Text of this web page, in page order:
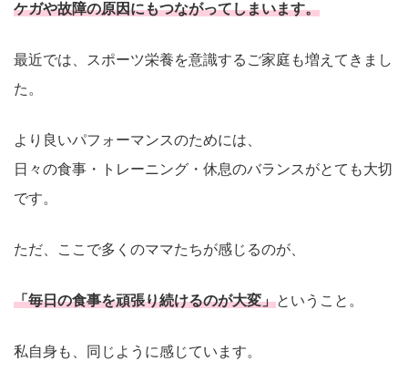
ケガや故障の原因にもつながってしまいます。
最近では、スポーツ栄養を意識するご家庭も増えてきまし
た。
より良いパフォーマンスのためには、
日々の食事・トレーニング・休息のバランスがとても大切
です。
ただ、ここで多くのママたちが感じるのが、
「毎日の食事を頑張り続けるのが大変」ということ。
私自身も、同じように感じています。